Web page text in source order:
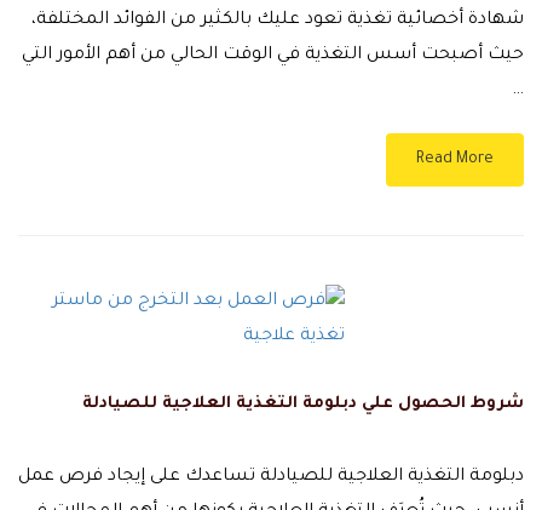
شهادة أخصائية تغذية تعود عليك بالكثير من الفوائد المختلفة،
حيث أصبحت أسس التغذية في الوقت الحالي من أهم الأمور التي
…
Read More
شروط الحصول علي دبلومة التغذية العلاجية للصيادلة
دبلومة التغذية العلاجية للصيادلة تساعدك على إيجاد فرص عمل